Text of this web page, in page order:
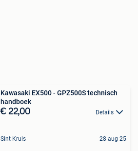
Kawasaki EX500 - GPZ500S technisch
handboek
€ 22,00 Details
Sint-Kruis 28 aug 25